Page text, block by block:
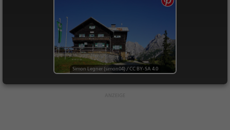
Simon Legner (simon04)/CC BY-SA 4.0